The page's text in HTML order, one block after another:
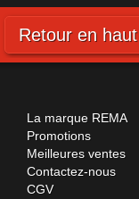
Retour en haut
La marque REMA
Promotions
Meilleures ventes
Contactez-nous
CGV